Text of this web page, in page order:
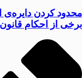
محدود کردن دایره‌ی
برخی از احکام